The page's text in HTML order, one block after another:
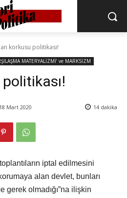
korkusu politikası!
MATERYALİZMİ’ ve MARKSİZM
18 Mart 2020 14 dakika
iptal edilmesini
alan devlet, bunları
gerek olmadığı”na ilişkin